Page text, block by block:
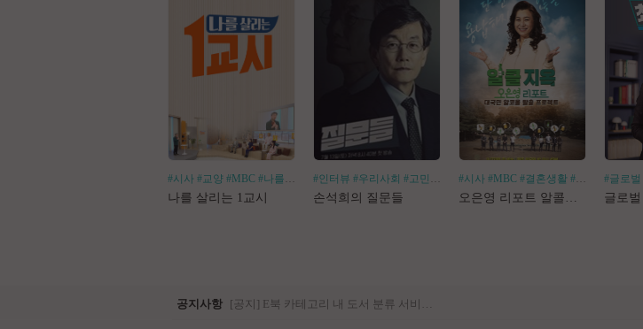
#시사 #교양 #MBC #나를살리는
나를 살리는 1교시
#인터뷰 #우리사회 #고민거리 #분야별
손석희의 질문들
#시사 #MBC #결혼생활 #알코올중독 #글로벌
공지사항
[공지] 사이트 내 장기 콘텐츠 정리 작업 진행